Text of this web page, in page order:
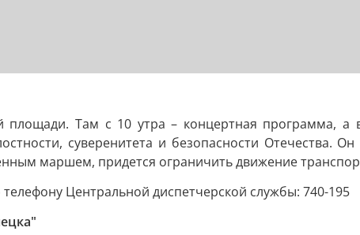
площади. Там с 10 утра – концертная программа,
суверенитета и безопасности Отечества.
маршем, придется ограничить движение
Центральной диспетчерской службы: 740-195